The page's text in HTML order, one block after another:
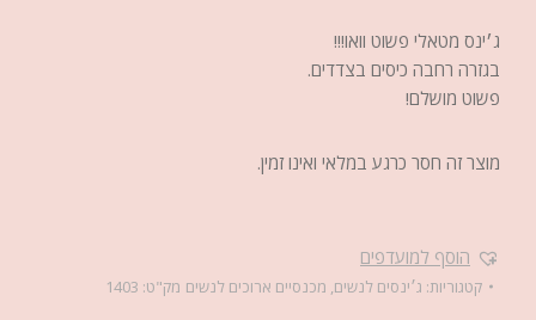
ג׳ינס מטאלי פשוט וואו!!!
בגזרה רחבה כיסים בצדדים.
פשוט מושלם!
מוצר זה חסר כרגע במלאי ואינו זמין.
הוסף למועדפים
קטגוריות: ג׳ינסים לנשים, מכנסיים ארוכים לנשים מק"ט: 1403